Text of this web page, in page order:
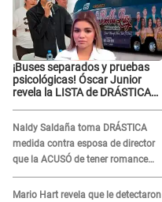
¡Buses separados y pruebas
psicológicas! Óscar Junior
revela la LISTA de DRÁSTICAS
en 'La Bella Luz' tras caso
Naldy Saldaña
Naldy Saldaña toma DRÁSTICA
medida contra esposa de director
que la ACUSÓ de tener romance
con él: "Muy triste..."
Mario Hart revela que le detectaron